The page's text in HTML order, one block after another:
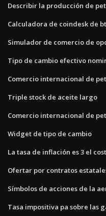
Describir la producción de
Calculadora de coindesk de
Simulador de comercio de
Tipo de cambio efectivo
Comercio internacional de
Triple stock de aceite largo
Comercio internacional de
Widget de tipo de cambio
La tasa de inflación es 3 el
Ofertar por contratos
Símbolos de acciones de la
Tasa impositiva pa sobre las